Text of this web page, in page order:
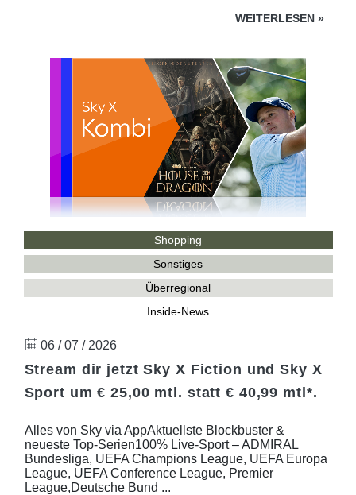
WEITERLESEN »
Shopping
Sonstiges
Überregional
Inside-News
06 / 07 / 2026
Stream dir jetzt Sky X Fiction und Sky X
Sport um € 25,00 mtl. statt € 40,99 mtl*.
Alles von Sky via AppAktuellste Blockbuster &
neueste Top-Serien100% Live-Sport – ADMIRAL
Bundesliga, UEFA Champions League, UEFA Europa
League, UEFA Conference League, Premier
League,Deutsche Bund ...